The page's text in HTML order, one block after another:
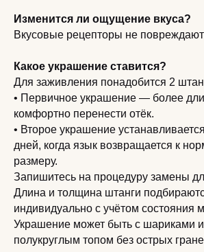
Изменится ли ощущение вкуса?
Вкусовые рецепторы не
Какое украшение ставится?
Для заживления понадобится 2
• Первичное украшение — более
комфортно перенести отёк.
• Второе украшение
дней, когда язык возвращается к
размеру.
Запишитесь на процедуру замены
Длина и толщина штанги
индивидуально с учётом состояния
Украшение может быть с шариками
полукруглым топом без острых